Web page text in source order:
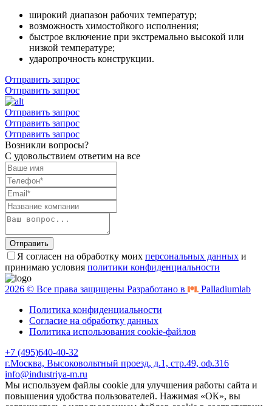
широкий диапазон рабочих температур;
возможность химостойкого исполнения;
быстрое включение при экстремально высокой или
низкой температуре;
ударопрочность конструкции.
Отправить запрос
Отправить запрос
Отправить запрос
Отправить запрос
Отправить запрос
Возникли вопросы?
С удовольствием ответим на все
Отправить
Я согласен на обработку моих персональных данных и
принимаю условия политики конфиденциальности
2026 © Все права защищены Разработано в
Palladiumlab
Политика конфиденциальности
Согласие на обработку данных
Политика использования cookie-файлов
+7 (495)640-40-32
г.Москва, Высоковольтный проезд, д.1, стр.49, оф.316
info@industriya-m.ru
Мы используем файлы cookie для улучшения работы сайта и
повышения удобства пользователей. Нажимая «ОК», вы